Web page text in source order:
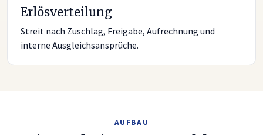
Erlösverteilung
Streit nach Zuschlag, Freigabe, Aufrechnung und
interne Ausgleichsansprüche.
AUFBAU